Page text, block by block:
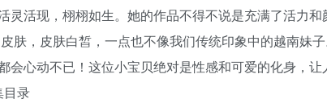
灵活现，栩栩如生。她的作品不得不说是充满了活力
肤，皮肤白皙，一点也不像我们传统印象中的越南妹
会心动不已！这位小宝贝绝对是性感和可爱的化身，
目录